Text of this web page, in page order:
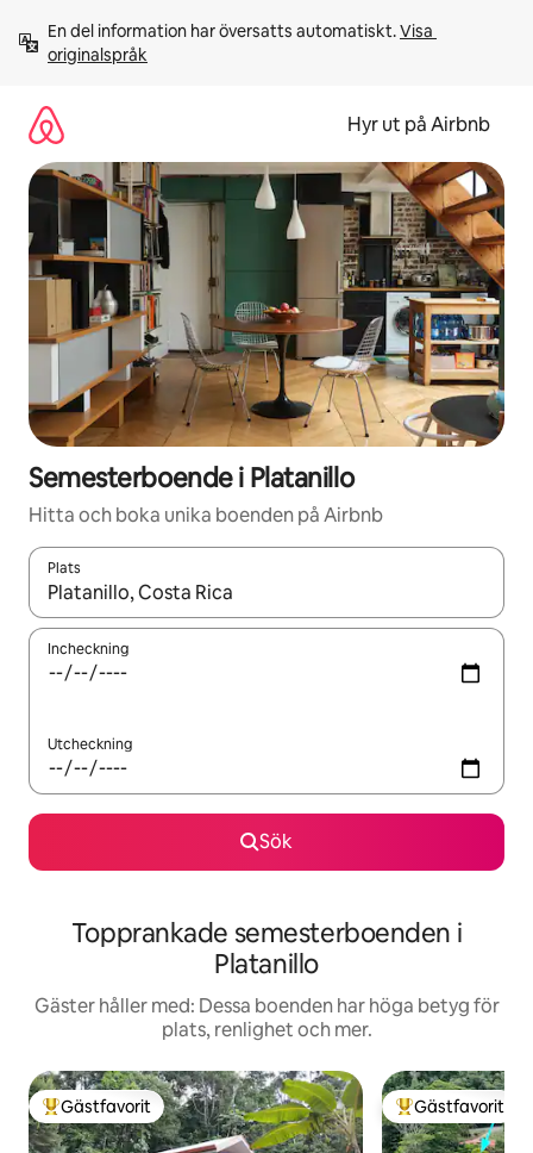
innehåll
En del information har översatts automatiskt. Visa
originalspråk
Hyr ut på Airbnb
Semesterboende i Platanillo
Hitta och boka unika boenden på Airbnb
Plats
När resultaten är tillgängliga kan du navigera med upp- och
Incheckning
Utcheckning
Sök
Topprankade semesterboenden i
Platanillo
Gäster håller med: Dessa boenden har höga betyg för
plats, renlighet och mer.
Populär gästfavorit
Gästfavorit Populär
Gästfavorit